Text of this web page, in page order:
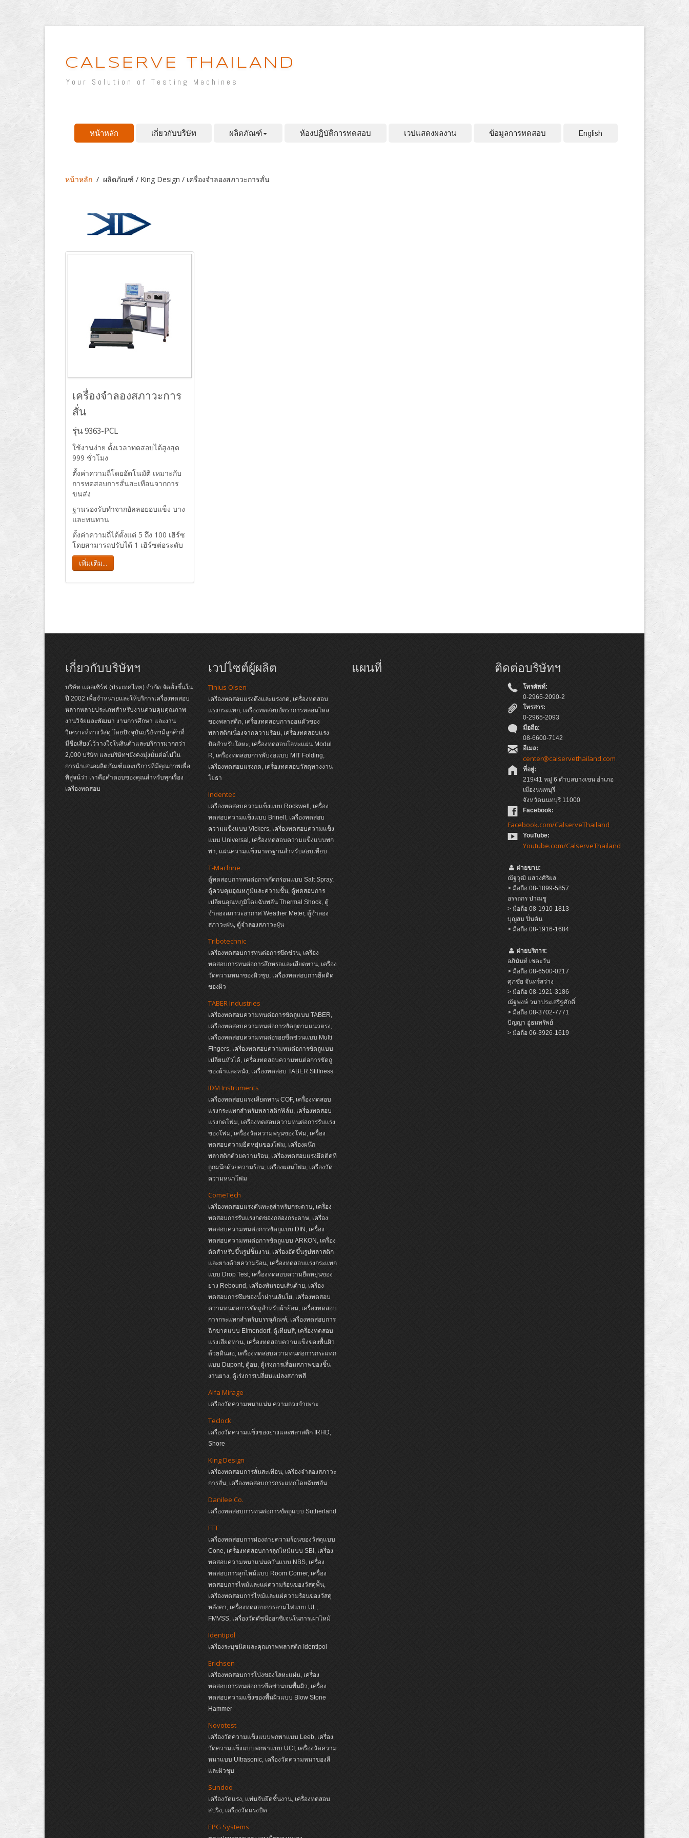
CALSERVE THAILAND
Your Solution of Testing Machines
หน้าหลัก เกี่ยวกับบริษัท ผลิตภัณฑ์ ห้องปฏิบัติการทดสอบ เวปแสดงผลงาน ข้อมูลการทดสอบ English
หน้าหลัก / ผลิตภัณฑ์ / King Design / เครื่องจำลองสภาวะการสั่น
เครื่องจำลองสภาวะการ
สั่น
รุ่น 9363-PCL
ใช้งานง่าย ตั้งเวลาทดสอบได้สูงสุด
999 ชั่วโมง
ตั้งค่าความถี่โดยอัตโนมัติ เหมาะกับ
การทดสอบการสั่นสะเทือนจากการ
ขนส่ง
ฐานรองรับทำจากอัลลอยอบแข็ง บาง
และทนทาน
ตั้งค่าความถี่ได้ตั้งแต่ 5 ถึง 100 เฮิร์ซ
โดยสามารถปรับได้ 1 เฮิร์ซต่อระดับ
เพิ่มเติม...
เกี่ยวกับบริษัทฯ
บริษัท แคลเซิร์ฟ (ประเทศไทย) จำกัด จัดตั้งขึ้นใน
ปี 2002 เพื่อจำหน่ายและให้บริการเครื่องทดสอบ
หลากหลายประเภทสำหรับงานควบคุมคุณภาพ
งานวิจัยและพัฒนา งานการศึกษา และงาน
วิเคราะห์ทางวัสดุ โดยปัจจุบันบริษัทฯมีลูกค้าที่
มีชื่อเสียงไว้วางใจในสินค้าและบริการมากกว่า
2,000 บริษัท และบริษัทฯยังคงมุ่งมั่นต่อไปใน
การนำเสนอผลิตภัณฑ์และบริการที่มีคุณภาพเพื่อ
พิสูจน์ว่า เราคือคำตอบของคุณสำหรับทุกเรื่อง
เครื่องทดสอบ
เวปไซต์ผู้ผลิต
Tinius Olsen
เครื่องทดสอบแรงดึงและแรงกด, เครื่องทดสอบ
แรงกระแทก, เครื่องทดสอบอัตราการหลอมไหล
ของพลาสติก, เครื่องทดสอบการอ่อนตัวของ
พลาสติกเนื่องจากความร้อน, เครื่องทดสอบแรง
บิดสำหรับโลหะ, เครื่องทดสอบโลหะแผ่น Modul
R, เครื่องทดสอบการพับงอแบบ MIT Folding,
เครื่องทดสอบแรงกด, เครื่องทดสอบวัสดุทางงาน
โยธา
Indentec
เครื่องทดสอบความแข็งแบบ Rockwell, เครื่อง
ทดสอบความแข็งแบบ Brinell, เครื่องทดสอบ
ความแข็งแบบ Vickers, เครื่องทดสอบความแข็ง
แบบ Universal, เครื่องทดสอบความแข็งแบบพก
พา, แผ่นความแข็งมาตรฐานสำหรับสอบเทียบ
T-Machine
ตู้ทดสอบการทนต่อการกัดกร่อนแบบ Salt Spray,
ตู้ควบคุมอุณหภูมิและความชื้น, ตู้ทดสอบการ
เปลี่ยนอุณหภูมิโดยฉับพลัน Thermal Shock, ตู้
จำลองสภาวะอากาศ Weather Meter, ตู้จำลอง
สภาวะฝน, ตู้จำลองสภาวะฝุ่น
Tribotechnic
เครื่องทดสอบการทนต่อการขีดข่วน, เครื่อง
ทดสอบการทนต่อการสึกหรอและเสียดทาน, เครื่อง
วัดความหนาของผิวชุบ, เครื่องทดสอบการยึดติด
ของผิว
TABER Industries
เครื่องทดสอบความทนต่อการขัดถูแบบ TABER,
เครื่องทดสอบความทนต่อการขัดถูตามแนวตรง,
เครื่องทดสอบความทนต่อรอยขีดข่วนแบบ Multi
Fingers, เครื่องทดสอบความทนต่อการขัดถูแบบ
เปลี่ยนหัวได้, เครื่องทดสอบความทนต่อการขัดถู
ของผ้าและหนัง, เครื่องทดสอบ TABER Stiffness
IDM Instruments
เครื่องทดสอบแรงเสียดทาน COF, เครื่องทดสอบ
แรงกระแทกสำหรับพลาสติกฟิล์ม, เครื่องทดสอบ
แรงกดโฟม, เครื่องทดสอบความทนต่อการรับแรง
ของโฟม, เครื่องวัดความพรุนของโฟม, เครื่อง
ทดสอบความยืดหยุ่นของโฟม, เครื่องผนึก
พลาสติกด้วยความร้อน, เครื่องทดสอบแรงยึดติดที่
ถูกผนึกด้วยความร้อน, เครื่องผสมโฟม, เครื่องวัด
ความหนาโฟม
ComeTech
เครื่องทดสอบแรงดันทะลุสำหรับกระดาษ, เครื่อง
ทดสอบการรับแรงกดของกล่องกระดาษ, เครื่อง
ทดสอบความทนต่อการขัดถูแบบ DIN, เครื่อง
ทดสอบความทนต่อการขัดถูแบบ ARKON, เครื่อง
ตัดสำหรับขึ้นรูปชิ้นงาน, เครื่องอัดขึ้นรูปพลาสติก
และยางด้วยความร้อน, เครื่องทดสอบแรงกระแทก
แบบ Drop Test, เครื่องทดสอบความยืดหยุ่นของ
ยาง Rebound, เครื่องพันรอบเส้นด้าย, เครื่อง
ทดสอบการซึมของน้ำผ่านเส้นใย, เครื่องทดสอบ
ความทนต่อการขัดถูสำหรับผ้าย้อม, เครื่องทดสอบ
การกระแทกสำหรับบรรจุภัณฑ์, เครื่องทดสอบการ
ฉีกขาดแบบ Elmendorf, ตู้เทียบสี, เครื่องทดสอบ
แรงเสียดทาน, เครื่องทดสอบความแข็งของพื้นผิว
ด้วยดินสอ, เครื่องทดสอบความทนต่อการกระแทก
แบบ Dupont, ตู้อบ, ตู้เร่งการเสื่อมสภาพของชิ้น
งานยาง, ตู้เร่งการเปลี่ยนแปลงสภาพสี
Alfa Mirage
เครื่องวัดความหนาแน่น ความถ่วงจำเพาะ
Teclock
เครื่องวัดความแข็งของยางและพลาสติก IRHD,
Shore
King Design
เครื่องทดสอบการสั่นสะเทือน, เครื่องจำลองสภาวะ
การสั่น, เครื่องทดสอบการกระแทกโดยฉับพลัน
Danilee Co.
เครื่องทดสอบการทนต่อการขัดถูแบบ Sutherland
FTT
เครื่องทดสอบการผ่องถ่ายความร้อนของวัสดุแบบ
Cone, เครื่องทดสอบการลุกไหม้แบบ SBI, เครื่อง
ทดสอบความหนาแน่นควันแบบ NBS, เครื่อง
ทดสอบการลุกไหม้แบบ Room Corner, เครื่อง
ทดสอบการไหม้และแผ่ความร้อนของวัสดุพื้น,
เครื่องทดสอบการไหม้และแผ่ความร้อนของวัสดุ
หลังคา, เครื่องทดสอบการลามไฟแบบ UL,
FMVSS, เครื่องวัดดัชนีออกซิเจนในการเผาไหม้
Identipol
เครื่องระบุชนิดและคุณภาพพลาสติก Identipol
Erichsen
เครื่องทดสอบการโป่งของโลหะแผ่น, เครื่อง
ทดสอบการทนต่อการขีดข่วนบนพื้นผิว, เครื่อง
ทดสอบความแข็งของพื้นผิวแบบ Blow Stone
Hammer
Novotest
เครื่องวัดความแข็งแบบพกพาแบบ Leeb, เครื่อง
วัดความแข็งแบบพกพาแบบ UCI, เครื่องวัดความ
หนาแบบ Ultrasonic, เครื่องวัดความหนาของสี
และผิวชุบ
Sundoo
เครื่องวัดแรง, แท่นจับยึดชิ้นงาน, เครื่องทดสอบ
สปริง, เครื่องวัดแรงบิด
EPG Systems
แผนที่ ติดต่อบริษัทฯ
โทรศัพท์:
0-2965-2090-2
โทรสาร:
0-2965-2093
มือถือ:
08-6600-7142
อีเมล:
center@calservethailand.com
ที่อยู่:
219/41 หมู่ 6 ตำบลบางเขน อำเภอ
เมืองนนทบุรี
จังหวัดนนทบุรี 11000
Facebook:
Facebook.com/CalserveThailand
YouTube:
Youtube.com/CalserveThailand
ฝ่ายขาย:
ณัฐวุฒิ แสวงศิริผล
> มือถือ 08-1899-5857
อรรถกร ปาณชู
> มือถือ 08-1910-1813
บุญสม ปิ่นตัน
> มือถือ 08-1916-1684
ฝ่ายบริการ:
อภินันท์ เชตะวัน
> มือถือ 08-6500-0217
ศุภชัย จันทร์สว่าง
> มือถือ 08-1921-3186
ณัฐพงษ์ วนาประเสริฐศักดิ์
> มือถือ 08-3702-7771
ปัญญา อู่ธนทรัพย์
> มือถือ 06-3926-1619